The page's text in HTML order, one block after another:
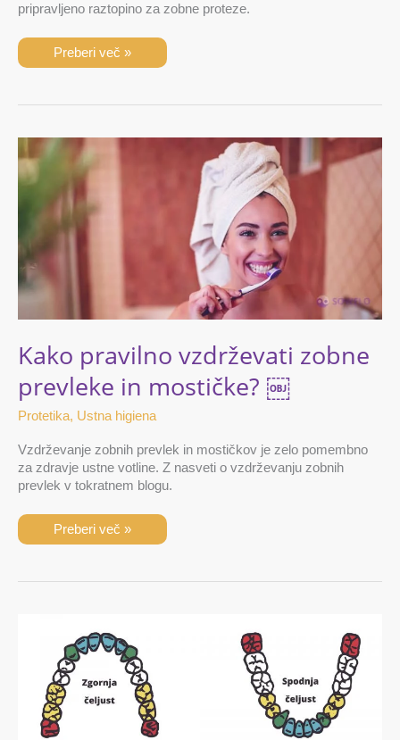
pripravljeno raztopino za zobne proteze.
Preberi več »
Kako pravilno vzdrževati zobne
prevleke in mostičke? ￼
Protetika, Ustna higiena
Vzdrževanje zobnih prevlek in mostičkov je zelo pomembno
za zdravje ustne votline. Z nasveti o vzdrževanju zobnih
prevlek v tokratnem blogu.
Kako
pravilno
vzdrževati
zobne
prevleke
in
mostičke? ￼
Preberi več »
meridiani
so
povezani
veliko
bolj,
kot
se
nam